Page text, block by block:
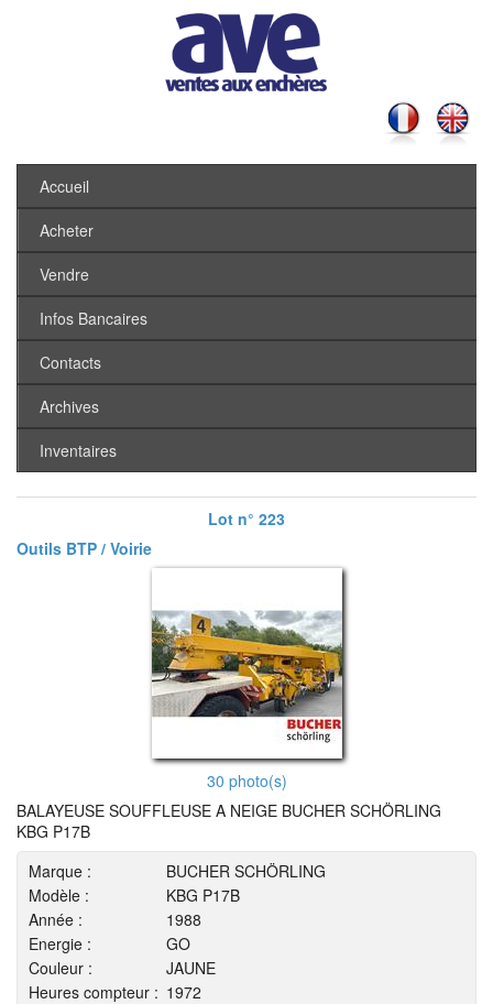
Accueil
Acheter
Vendre
Infos Bancaires
Contacts
Archives
Inventaires
Lot n° 223
Outils BTP / Voirie
30 photo(s)
BALAYEUSE SOUFFLEUSE A NEIGE BUCHER SCHÖRLING
KBG P17B
Marque :
BUCHER SCHÖRLING
Modèle :
KBG P17B
Année :
1988
Energie :
GO
Couleur :
JAUNE
Heures compteur : 1972